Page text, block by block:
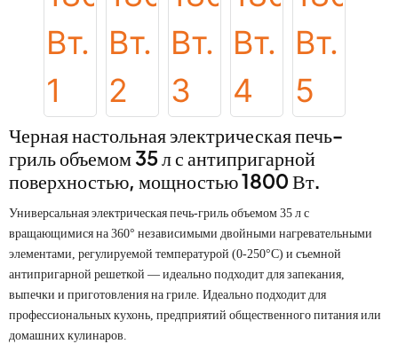
Черная настольная электрическая печь-
гриль объемом 35 л с антипригарной
поверхностью, мощностью 1800 Вт.
Универсальная электрическая печь-гриль объемом 35 л с
вращающимися на 360° независимыми двойными нагревательными
элементами, регулируемой температурой (0-250°C) и съемной
антипригарной решеткой — идеально подходит для запекания,
выпечки и приготовления на гриле. Идеально подходит для
профессиональных кухонь, предприятий общественного питания или
домашних кулинаров.